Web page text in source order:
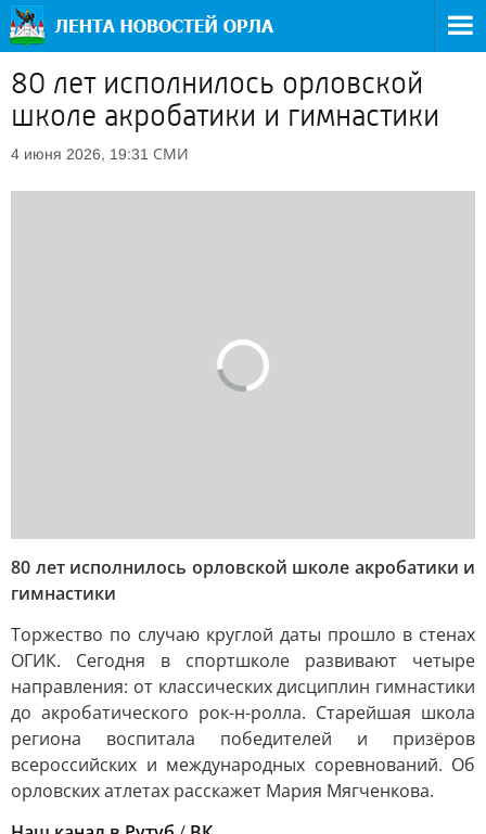
80 лет исполнилось орловской
школе акробатики и гимнастики
4 июня 2026, 19:31 СМИ
80 лет исполнилось орловской школе акробатики и
гимнастики
Торжество по случаю круглой даты прошло в стенах
ОГИК. Сегодня в спортшколе развивают четыре
направления: от классических дисциплин гимнастики
до акробатического рок-н-ролла. Старейшая школа
региона воспитала победителей и призёров
всероссийских и международных соревнований. Об
орловских атлетах расскажет Мария Мягченкова.